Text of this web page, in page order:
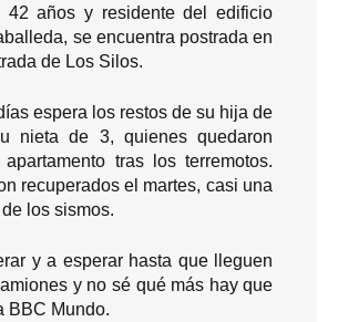
42 años y residente del edificio
se encuentra postrada en
de Los Silos.
espera los restos de su hija de
nieta de 3, quienes quedaron
tras los terremotos.
recuperados el martes, casi una
los sismos.
y a esperar hasta que lleguen
y no sé qué más hay que
BBC Mundo.